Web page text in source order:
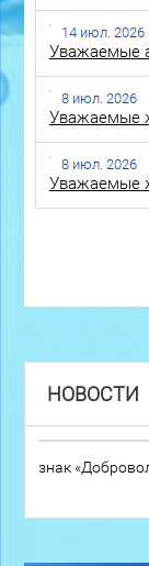
14 июл. 2026
Уважаемые
8 июл. 2026
Уважаемые
8 июл. 2026
Уважаемые
НОВОСТИ
знак